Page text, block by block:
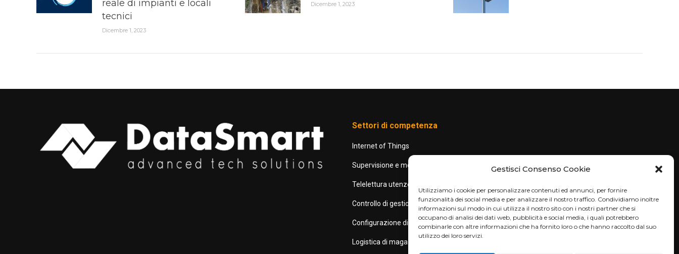
Gestisci Consenso Cookie
Utilizziamo i cookie per personalizzare contenuti ed annunci, per fornire
funzionalità dei social media e per analizzare il nostro traffico. Condividiamo inoltre
informazioni sul modo in cui utilizza il nostro sito con i nostri partner che si
occupano di analisi dei dati web, pubblicità e social media, i quali potrebbero
combinarle con altre informazioni che ha fornito loro o che hanno raccolto dal suo
utilizzo dei loro servizi.
reale di impianti e locali
tecnici
Dicembre 1, 2023
Dicembre 1, 2023
Settori di competenza
Internet of Things
Supervisione e monitoraggio
Telelettura utenze domestiche
Controllo di gestione e supply chain
Configurazione di prodotto online
Logistica di magazzino e tracciabilità